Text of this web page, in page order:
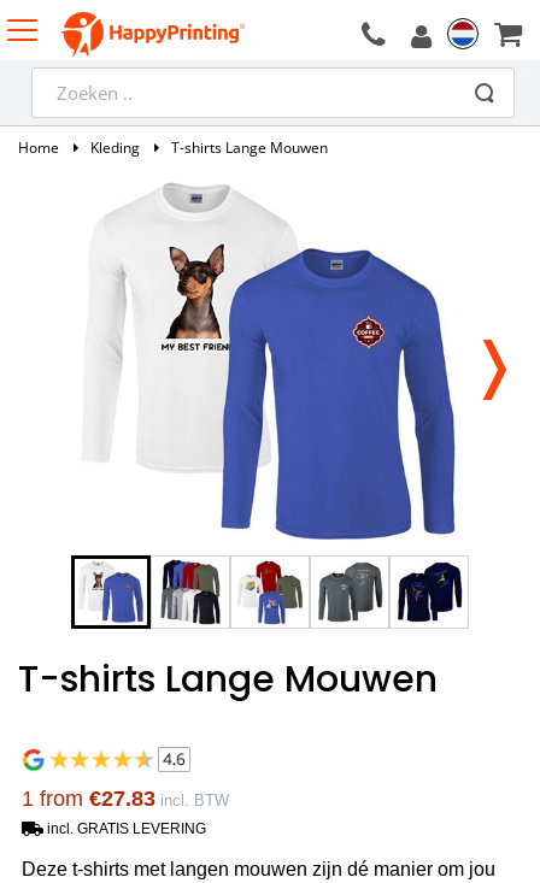
Home Kleding T-shirts Lange Mouwen
T-shirts Lange Mouwen
1 from €27.83 incl. BTW
incl. GRATIS LEVERING
Deze t-shirts met langen mouwen zijn dé manier om jou